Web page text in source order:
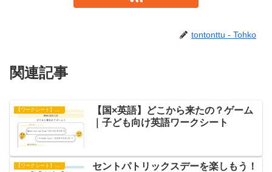
tontonttu - Tohko
関連記事
【ワークシート】アクティビティ
【国×英語】どこから来たの？ゲーム
｜子ども向け英語ワークシート
セントパトリックスデーを楽しもう！